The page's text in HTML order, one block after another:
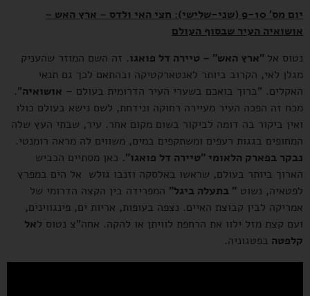
יום מס' 9-10 (שני-שלישי): חצי האי ולדס – ארץ האש –
אושואיה העיר שבסוף העולם
נטוס אל "ארץ האש" – טיירה דל פואגו. זה השם המוזר שהעניק
מגלן לאי, הקרוב ביותר לאנטארקטיקה ובהתאם לכך גם תנאי
האקלים. "ברוך בואכם בשערי העיר הדרומית בעולם – אושואיה".
מכח זה הפכה העיר מעיירה רחוקה ונידחת, לשם נישא בעולם כולו
ואין ביקור בה דומה לביקור בשום מקום אחר. עיר, שבתי העץ שלה
המחופים בגגות רעפים ומשתקפים במים, משווים לה מראה רומנטי.
נבקר בפארק הלאומי "טיירה דל פואגו". כאן מסתיים הכביש
הארוך ביותר בעולם, שראשו באלסקה וזנבו גולש אל הים במפרץ
לפטאיה, נשוט " בתעלה ביגל" המפרידה בין הקצה הדרומי של
אמריקה לבין קבוצת האיים. נצפה בעופות, אריות ים, פינגווינים,
ועם קצת מזל ילוו את הרחפת לוויתן או להקה. אחה"צ נטוס לאל
קלפטה בפטגוניה.